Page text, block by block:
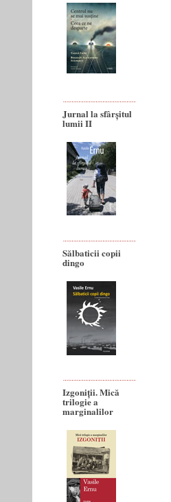
Jurnal la sfârșitul
lumii II
Sălbaticii copii
dingo
Izgoniții. Mică
trilogie a
marginalilor